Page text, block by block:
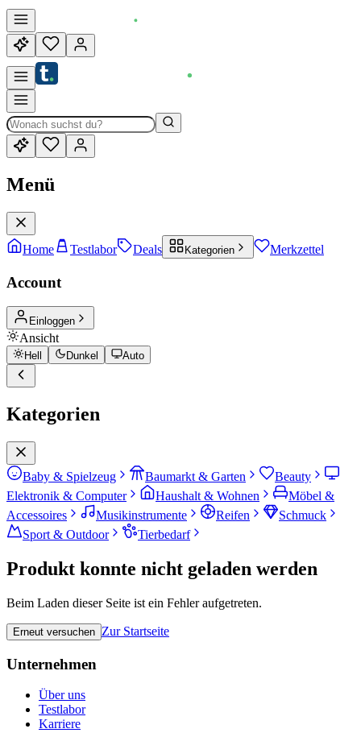
Menü
Home Testlabor Deals Kategorien Merkzettel
Account
Einloggen
Ansicht
Hell Dunkel Auto
Kategorien
Baby & Spielzeug Baumarkt & Garten
Beauty
Elektronik & Computer
Haushalt & Wohnen
Möbel &
Accessoires
Musikinstrumente Reifen
Schmuck
Sport & Outdoor
Tierbedarf
Produkt konnte nicht geladen werden
Beim Laden dieser Seite ist ein Fehler aufgetreten.
Erneut versuchen Zur Startseite
Unternehmen
Über uns
Testlabor
Karriere